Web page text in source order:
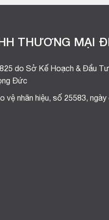
THƯƠNG MẠI
do Sở Kế Hoạch & Đầu
Đức
vệ nhãn hiệu, số 25583,